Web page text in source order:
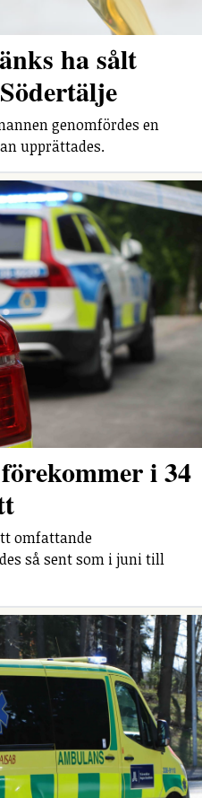
ha sålt
genomfördes en
upprättades.
i 34
omfattande
så sent som i juni till